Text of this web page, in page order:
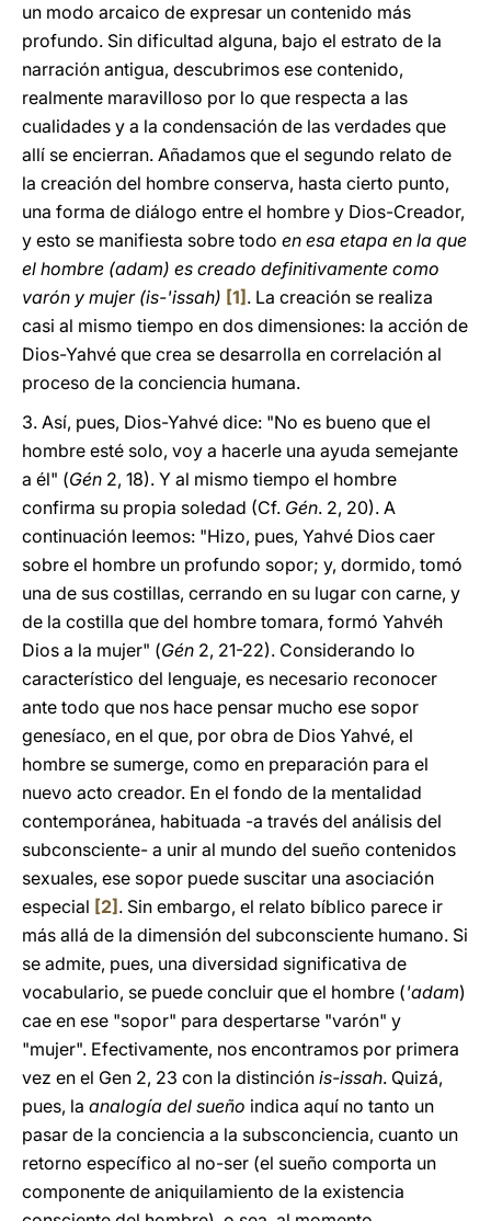
un modo arcaico de expresar un contenido más
profundo. Sin dificultad alguna, bajo el estrato de la
narración antigua, descubrimos ese contenido,
realmente maravilloso por lo que respecta a las
cualidades y a la condensación de las verdades que
allí se encierran. Añadamos que el segundo relato de
la creación del hombre conserva, hasta cierto punto,
una forma de diálogo entre el hombre y Dios-Creador,
y esto se manifiesta sobre todo en esa etapa en la que
el hombre (adam) es creado definitivamente como
varón y mujer (is-'issah) [1] . La creación se realiza
casi al mismo tiempo en dos dimensiones: la acción de
Dios-Yahvé que crea se desarrolla en correlación al
proceso de la conciencia humana.
3. Así, pues, Dios-Yahvé dice: "No es bueno que el
hombre esté solo, voy a hacerle una ayuda semejante
a él" (Gén 2, 18). Y al mismo tiempo el hombre
confirma su propia soledad (Cf. Gén. 2, 20). A
continuación leemos: "Hizo, pues, Yahvé Dios caer
sobre el hombre un profundo sopor; y, dormido, tomó
una de sus costillas, cerrando en su lugar con carne, y
de la costilla que del hombre tomara, formó Yahvéh
Dios a la mujer" (Gén 2, 21-22). Considerando lo
característico del lenguaje, es necesario reconocer
ante todo que nos hace pensar mucho ese sopor
genesíaco, en el que, por obra de Dios Yahvé, el
hombre se sumerge, como en preparación para el
nuevo acto creador. En el fondo de la mentalidad
contemporánea, habituada -a través del análisis del
subconsciente- a unir al mundo del sueño contenidos
sexuales, ese sopor puede suscitar una asociación
especial [2] . Sin embargo, el relato bíblico parece ir
más allá de la dimensión del subconsciente humano. Si
se admite, pues, una diversidad significativa de
vocabulario, se puede concluir que el hombre ('adam)
cae en ese "sopor" para despertarse "varón" y
"mujer". Efectivamente, nos encontramos por primera
vez en el Gen 2, 23 con la distinción is-issah. Quizá,
pues, la analogía del sueño indica aquí no tanto un
pasar de la conciencia a la subsconciencia, cuanto un
retorno específico al no-ser (el sueño comporta un
componente de aniquilamiento de la existencia